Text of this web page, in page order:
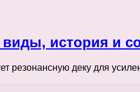
виды, история и
резонансную деку для